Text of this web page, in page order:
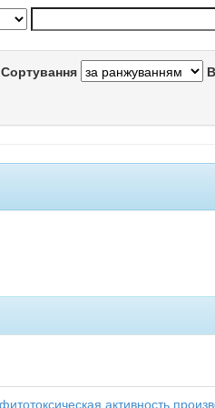
Сортування
активность